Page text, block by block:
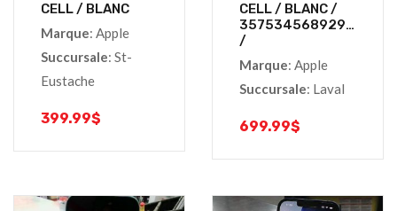
CELL / BLANC
Marque: Apple
Succursale: St-
Eustache
399.99$
CELL / BLANC /
357534568929209
/
Marque: Apple
Succursale: Laval
699.99$